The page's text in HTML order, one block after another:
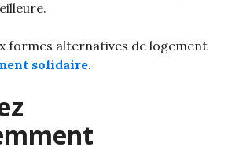
formes alternatives de logement
solidaire.